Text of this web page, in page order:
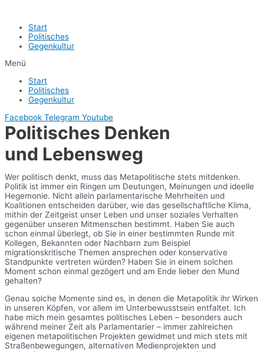
Start
Politisches
Gegenkultur
Menü
Start
Politisches
Gegenkultur
Facebook Telegram Youtube
Politisches Denken
und Lebensweg
Wer politisch denkt, muss das Metapolitische stets mitdenken.
Politik ist immer ein Ringen um Deutungen, Meinungen und ideelle
Hegemonie. Nicht allein parlamentarische Mehrheiten und
Koalitionen entscheiden darüber, wie das gesellschaftliche Klima,
mithin der Zeitgeist unser Leben und unser soziales Verhalten
gegenüber unseren Mitmenschen bestimmt. Haben Sie auch
schon einmal überlegt, ob Sie in einer bestimmten Runde mit
Kollegen, Bekannten oder Nachbarn zum Beispiel
migrationskritische Themen ansprechen oder konservative
Standpunkte vertreten würden? Haben Sie in einem solchen
Moment schon einmal gezögert und am Ende lieber den Mund
gehalten?
Genau solche Momente sind es, in denen die Metapolitik ihr Wirken
in unseren Köpfen, vor allem im Unterbewusstsein entfaltet. Ich
habe mich mein gesamtes politisches Leben – besonders auch
während meiner Zeit als Parlamentarier – immer zahlreichen
eigenen metapolitischen Projekten gewidmet und mich stets mit
Straßenbewegungen, alternativen Medienprojekten und